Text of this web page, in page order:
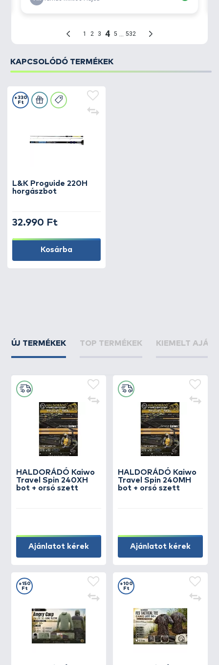
- Víz- és porálló karbon fék
KAPCSOLÓDÓ TERMÉKEK
L&K Proguide 220H
horgászbot
+330
Ft
32.990 Ft
Kosárba
ÚJ TERMÉKEK TOP TERMÉKEK KIEMELT
HALDORÁDÓ Kaiwo
Travel Spin 240XH
bot + orsó szett
Ajánlatot kérek
HALDORÁDÓ Kaiwo
Travel Spin 240MH
bot + orsó szett
Ajánlatot kérek
+150
Ft
+100
Ft